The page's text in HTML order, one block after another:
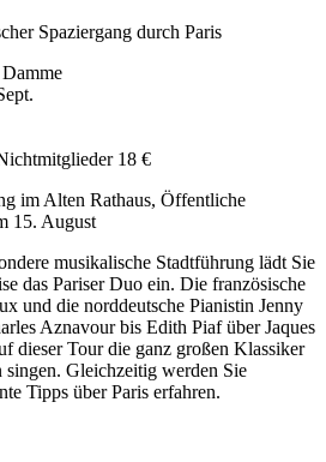
Spaziergang durch Paris
18 €
im Alten Rathaus, Öffentliche
15. August
musikalische Stadtführung lädt Sie
das Pariser Duo ein. Die französische
und die norddeutsche Pianistin Jenny
Aznavour bis Edith Piaf über Jaques
dieser Tour die ganz großen Klassiker
singen. Gleichzeitig werden Sie
Tipps über Paris erfahren.